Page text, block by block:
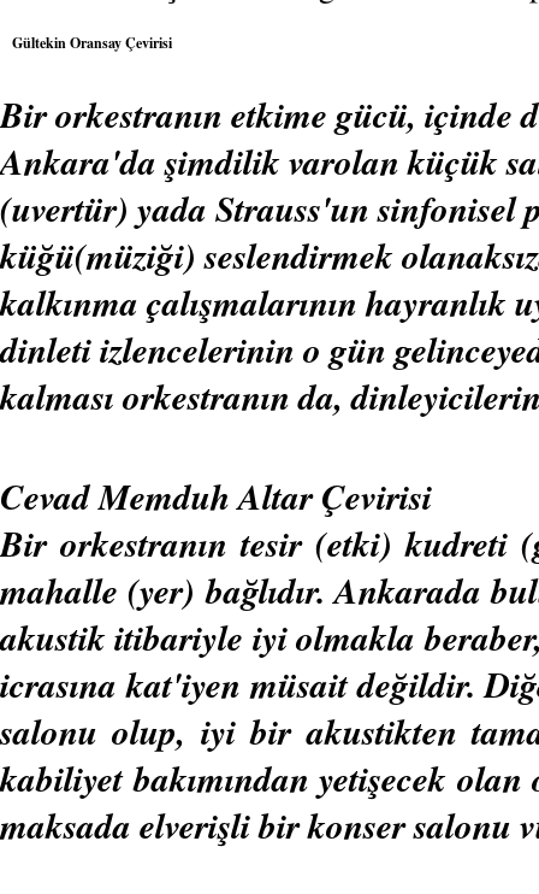
Gültekin Oransay Çevirisi
Bir orkestranın etkime gücü, içinde
Ankara'da şimdilik varolan küçük
(uvertür) yada Strauss'un sinfonisel
küğü(müziği) seslendirmek
kalkınma çalışmalarının hayranlık
dinleti izlencelerinin o gün
kalması orkestranın da,
Cevad Memduh Altar Çevirisi
Bir orkestranın tesir (etki) kudreti
mahalle (yer) bağlıdır. Ankarada
akustik itibariyle iyi olmakla
icrasına kat'iyen müsait değildir.
salonu olup, iyi bir akustikten
kabiliyet bakımından yetişecek
maksada elverişli bir konser salonu